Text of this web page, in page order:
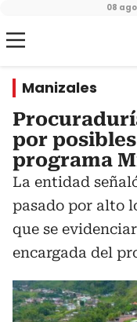
08
Manizales
por
programa
La entidad
pasado por alto
que se
encargada del